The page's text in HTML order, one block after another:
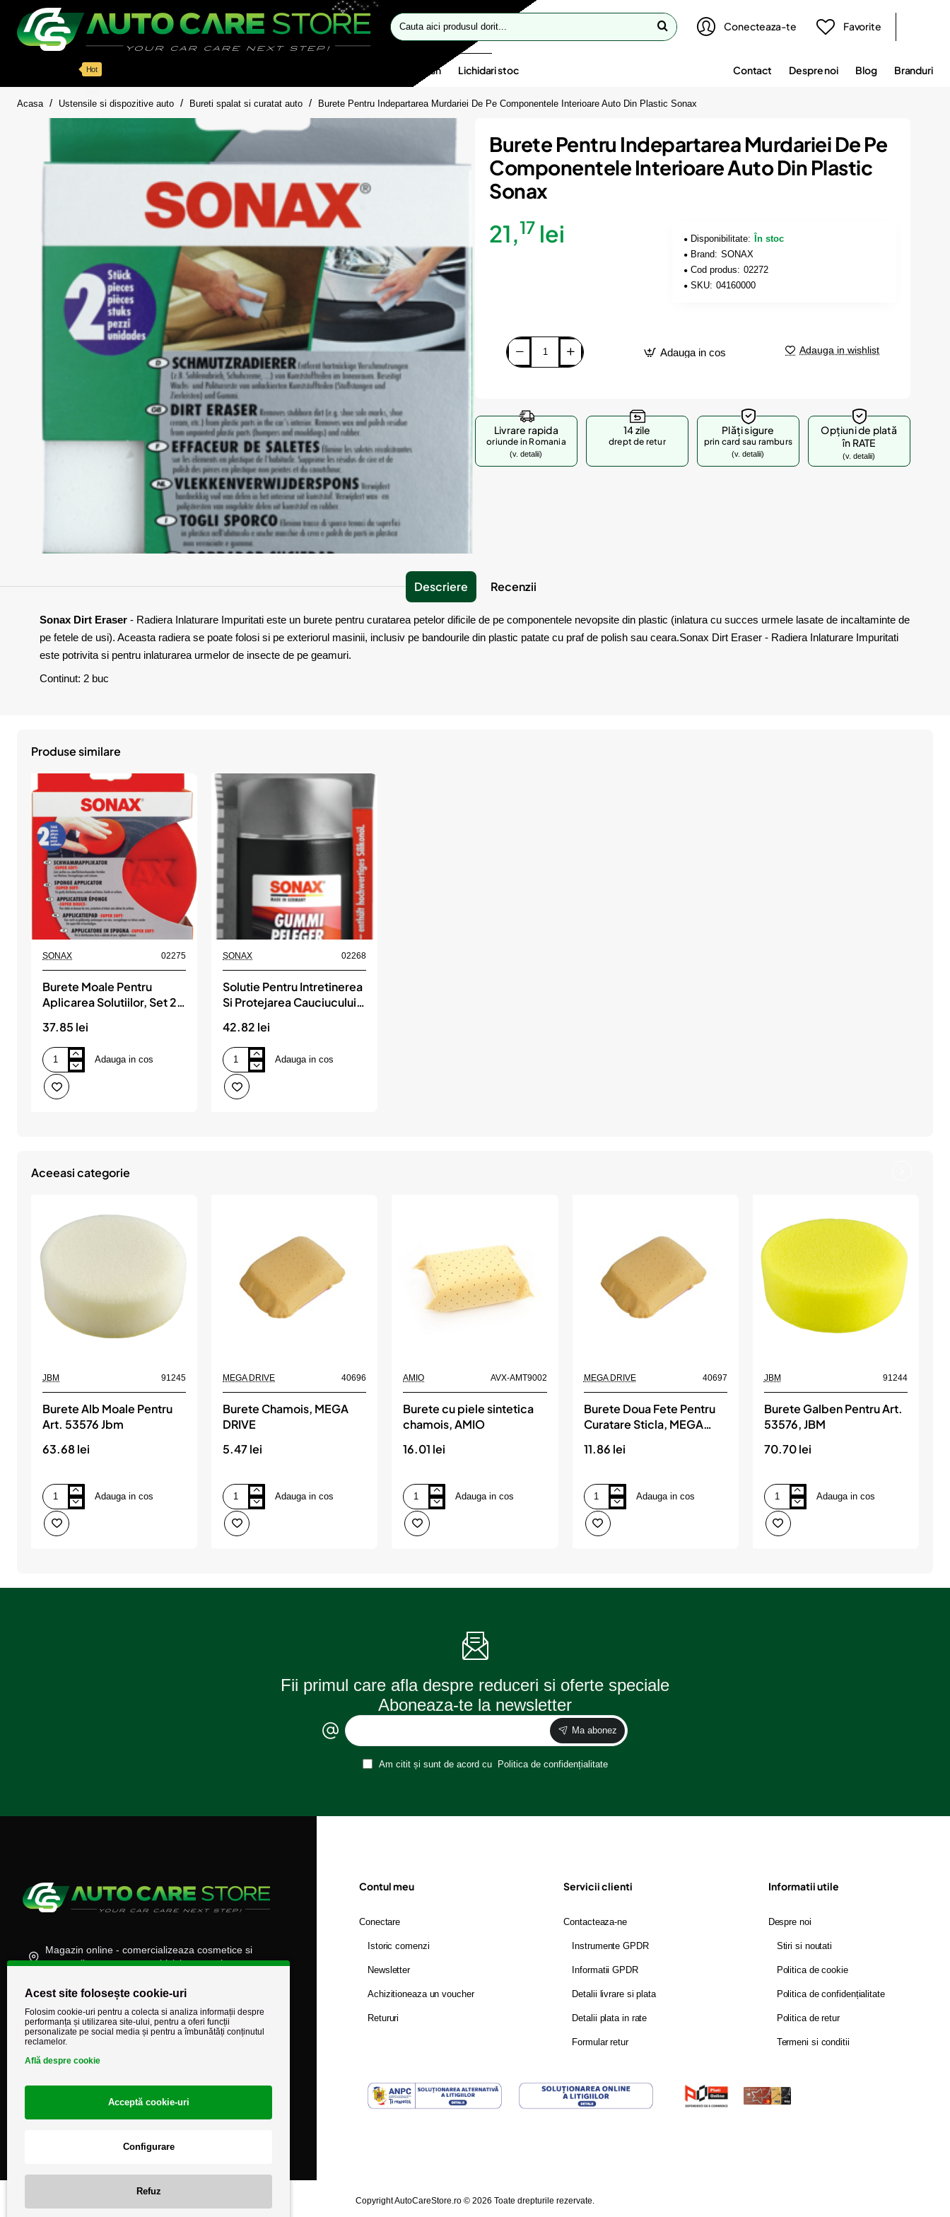
Cauta
aici
Conecteaza-te Favorite
Hot Oferte flash Lichidari stoc Contact Despre noi Blog Branduri
Acasa homeUstensile si dispozitive auto Bureti spalat si curatat auto Burete Pentru Indepartarea Murdariei De Pe Componentele Interioare Auto Din Plastic Sonax
Burete Pentru Indepartarea Murdariei De Pe
Componentele Interioare Auto Din Plastic
Sonax
21,17 lei Disponibilitate:
În stoc
Brand: SONAX
Cod produs: 02272
SKU: 04160000
Adauga in cos Adauga in wishlist
Livrare rapida
oriunde in Romania
(v. detalii)
14 zile
drept de retur
Plăți sigure
prin card sau ramburs
(v. detalii)
Opțiuni de plată
în RATE
(v. detalii)
Descriere Recenzii
Sonax Dirt Eraser - Radiera Inlaturare Impuritati este un burete pentru curatarea petelor dificile de pe componentele nevopsite din plastic (inlatura cu succes urmele lasate de incaltaminte de
pe fetele de usi). Aceasta radiera se poate folosi si pe exteriorul masinii, inclusiv pe bandourile din plastic patate cu praf de polish sau ceara.Sonax Dirt Eraser - Radiera Inlaturare Impuritati
este potrivita si pentru inlaturarea urmelor de insecte de pe geamuri.
Continut: 2 buc
Produse similare
SONAX 02275
Burete Moale Pentru
Aplicarea Solutiilor, Set 2
37.85 lei
Burete
Moale
Pentru
Aplicarea
Adauga in cos
SONAX 02268
Solutie Pentru Intretinerea
Si Protejarea Cauciucului
42.82 lei
Solutie
Pentru
Intretinerea
Si
Adauga in cos
Aceeasi categorie
JBM 91245
Burete Alb Moale Pentru
Art. 53576 Jbm
63.68 lei
Burete
Alb
Moale
Pentru
Adauga in cos
MEGA DRIVE 40696
Burete Chamois, MEGA
DRIVE
5.47 lei
Burete
Chamois,
MEGA
DRIVE
Adauga in cos
AMIO AVX-AMT9002
Burete cu piele sintetica
chamois, AMIO
16.01 lei
Burete
cu
piele
sintetica
Adauga in cos
MEGA DRIVE 40697
Burete Doua Fete Pentru
Curatare Sticla, MEGA
11.86 lei
Burete
Doua
Fete
Pentru
Adauga in cos
JBM 91244
Burete Galben Pentru Art.
53576, JBM
70.70 lei
Burete
Galben
Pentru
Art.
Adauga in cos
Fii primul care afla despre reduceri si oferte speciale
Aboneaza-te la newsletter
Ma abonez
Am citit și sunt de acord cu Politica de confidențialitate
Magazin online - comercializeaza cosmetice si
accesorii auto, moto, atv, biciclete, camioane
(+40) 745 848 890
comenzi@autocarestore.ro
Contul meu
Conectare
Istoric comenzi
Newsletter
Achizitioneaza un voucher
Retururi
Servicii clienti
Contacteaza-ne
Instrumente GPDR
Informatii GPDR
Detalii livrare si plata
Detalii plata in rate
Formular retur
Informatii utile
Despre noi
Stiri si noutati
Politica de cookie
Politica de confidențialitate
Politica de retur
Termeni si conditii
Copyright AutoCareStore.ro © 2026 Toate drepturile rezervate.
Acest site folosește cookie-uri
Folosim cookie-uri pentru a colecta si analiza informații despre
performanța și utilizarea site-ului, pentru a oferi funcții
personalizate pe social media și pentru a îmbunătăți conținutul
reclamelor.
Află despre cookie
Acceptă cookie-uri
Configurare
Refuz